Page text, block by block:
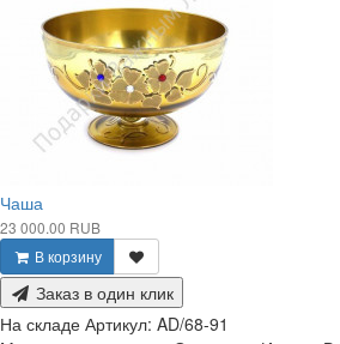
Чаша
23 000.00 RUB
В корзину
Заказ в один клик
На складе Артикул: AD/68-91